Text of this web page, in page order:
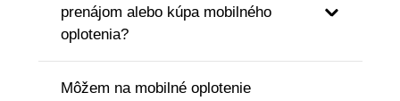
prenájom alebo kúpa mobilného
oplotenia?
Môžem na mobilné oplotenie